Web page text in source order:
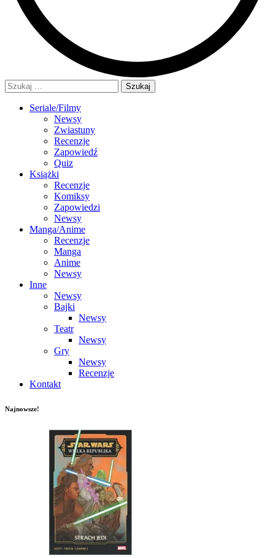
Szukaj:
Seriale/Filmy
Newsy
Zwiastuny
Recenzje
Zapowiedź
Quiz
Książki
Recenzje
Komiksy
Zapowiedzi
Newsy
Manga/Anime
Recenzje
Manga
Anime
Newsy
Inne
Newsy
Bajki
Newsy
Teatr
Newsy
Gry
Newsy
Recenzje
Kontakt
Najnowsze!